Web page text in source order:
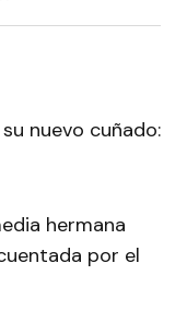
hermana
por el